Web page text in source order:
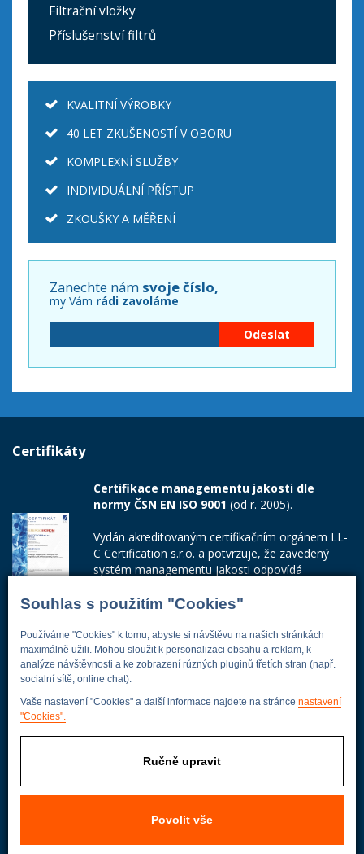
Souhlas s použitím "Cookies"
Používáme "Cookies" k tomu, abyste si návštěvu na našich stránkách
maximálně užili. Mohou sloužit k personalizaci obsahu a reklam, k
analýze návštěvnosti a ke zobrazení různých pluginů třetích stran (např.
socialní sítě, online chat).
Vaše nastavení "Cookies" a další informace najdete na stránce nastavení
"Cookies".
Ručně upravit
Povolit vše
Filtrační vložky
Příslušenství filtrů
KVALITNÍ VÝROBKY
40 LET ZKUŠENOSTÍ V OBORU
KOMPLEXNÍ SLUŽBY
INDIVIDUÁLNÍ PŘÍSTUP
ZKOUŠKY A MĚŘENÍ
Zanechte nám svoje číslo,
my Vám rádi zavoláme
Certifikáty
Certifikace managementu jakosti dle
normy ČSN EN ISO 9001 (od r. 2005).
Vydán akreditovaným certifikačním orgánem LL-
C Certification s.r.o. a potvrzuje, že zavedený
systém managementu jakosti odpovídá
Adresa firmy
Wolkerova 433